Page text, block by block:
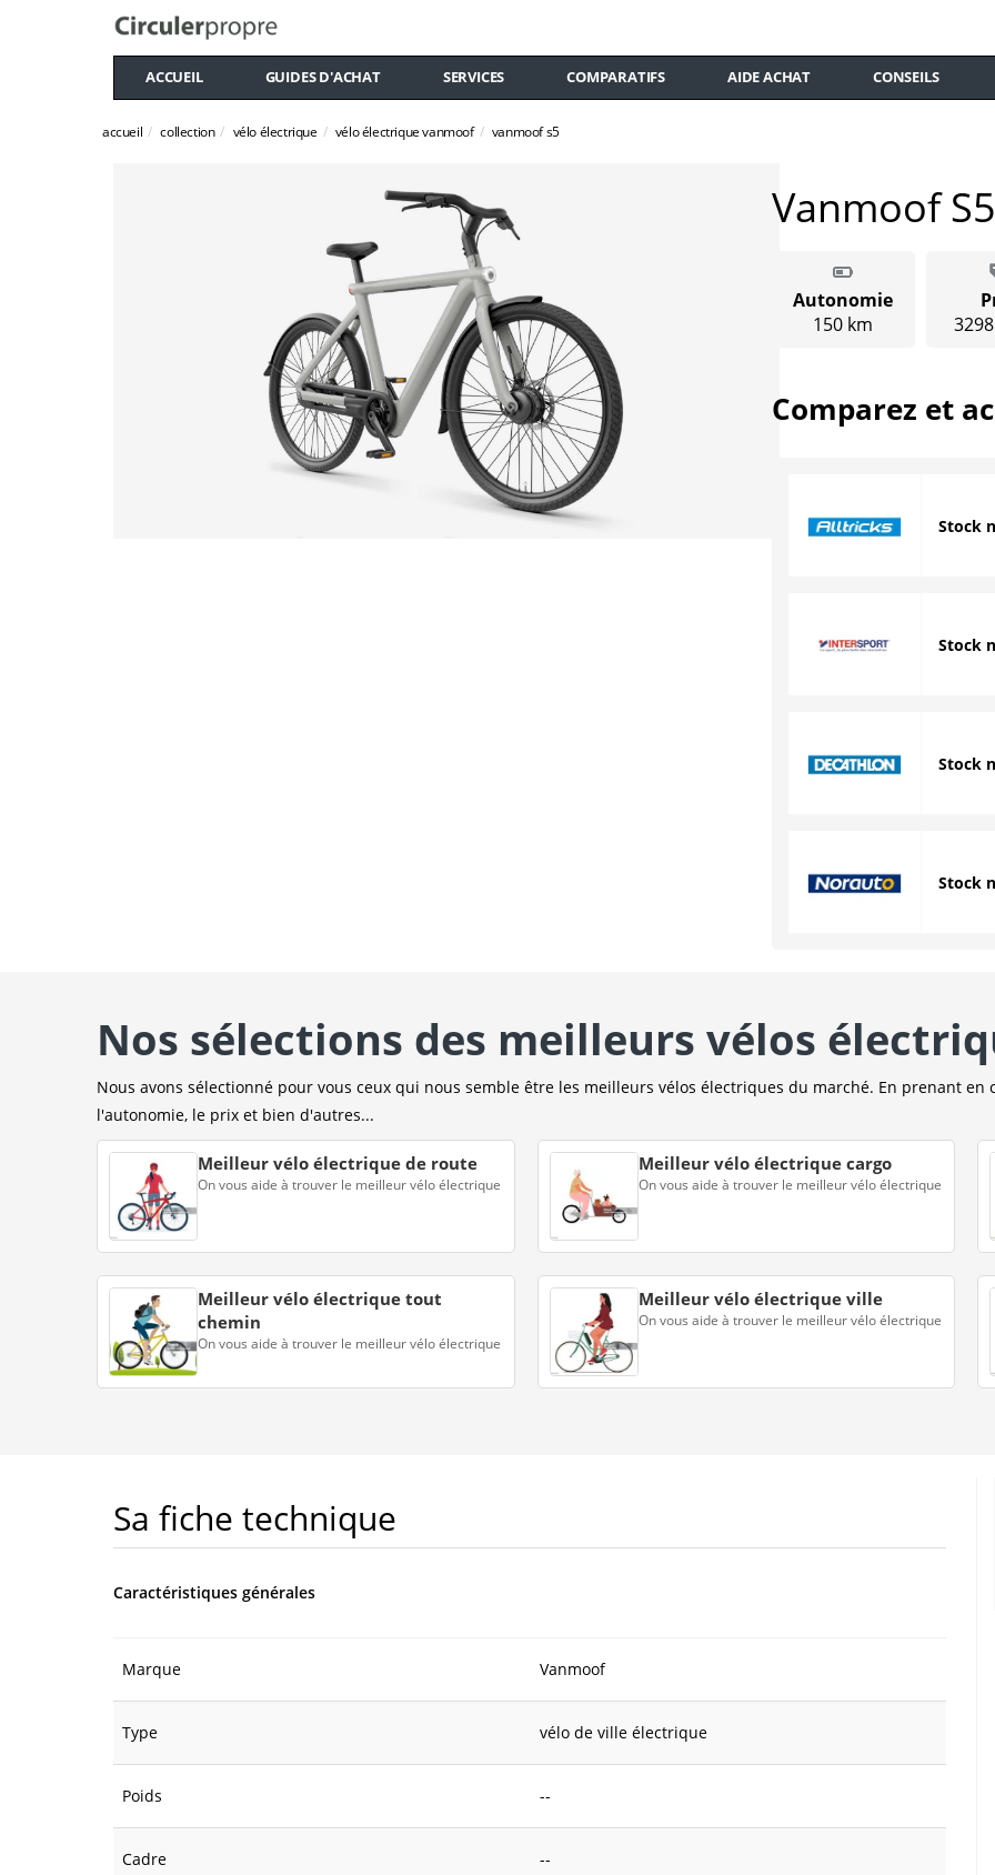
ACCUEIL GUIDES D'ACHAT SERVICES COMPARATIFS AIDE ACHAT CONSEILS
accueil collection vélo électrique vélo électrique vanmoof vanmoof s5
Vanmoof S5
Autonomie
150 km
Comparez et
Stock
Stock
Stock
Stock
Nos sélections des meilleurs vélos
Nous avons sélectionné pour vous ceux qui nous semble être les meilleurs vélos électriques du marché. En prenant
l'autonomie, le prix et bien d'autres...
Meilleur vélo électrique de route
On vous aide à trouver le meilleur vélo électrique
Meilleur vélo électrique cargo
On vous aide à trouver le meilleur vélo électrique
Meilleur vélo électrique tout
chemin
On vous aide à trouver le meilleur vélo électrique
Meilleur vélo électrique ville
On vous aide à trouver le meilleur vélo électrique
Sa fiche technique
Caractéristiques générales
Marque Vanmoof
Type vélo de ville électrique
Poids --
Cadre --